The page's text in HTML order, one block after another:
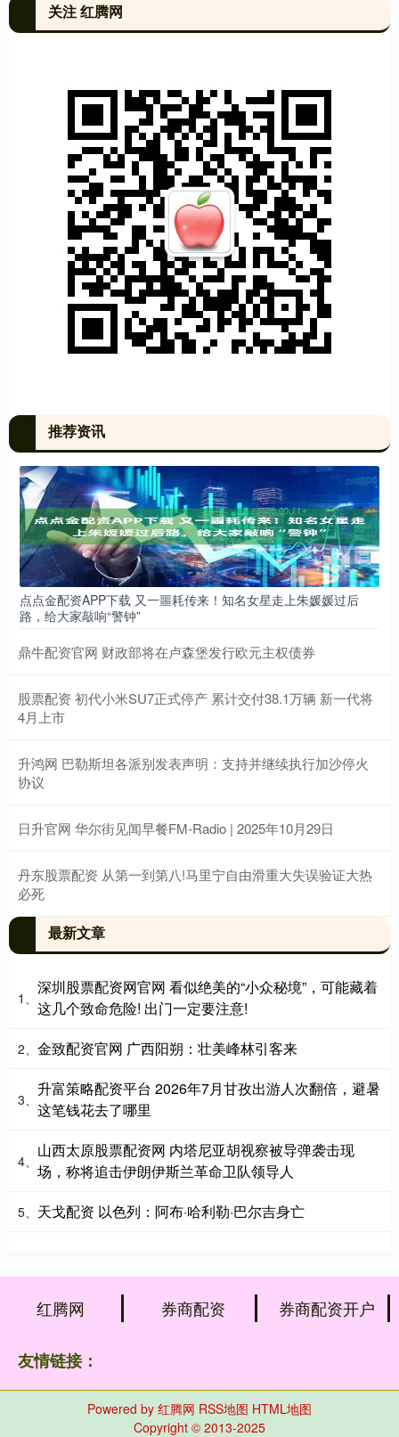
关注 红腾网
推荐资讯
点点金配资APP下载 又一噩耗传来！知名女星走上朱媛媛过后
路，给大家敲响“警钟”
鼎牛配资官网 财政部将在卢森堡发行欧元主权债券
股票配资 初代小米SU7正式停产 累计交付38.1万辆 新一代将
4月上市
升鸿网 巴勒斯坦各派别发表声明：支持并继续执行加沙停火
协议
日升官网 华尔街见闻早餐FM-Radio | 2025年10月29日
丹东股票配资 从第一到第八!马里宁自由滑重大失误验证大热
必死
最新文章
1、
深圳股票配资网官网 看似绝美的“小众秘境”，可能藏着
这几个致命危险! 出门一定要注意!
2、 金致配资官网 广西阳朔：壮美峰林引客来
3、
升富策略配资平台 2026年7月甘孜出游人次翻倍，避暑
这笔钱花去了哪里
4、
山西太原股票配资网 内塔尼亚胡视察被导弹袭击现
场，称将追击伊朗伊斯兰革命卫队领导人
5、 天戈配资 以色列：阿布·哈利勒·巴尔吉身亡
红腾网 券商配资 券商配资开户
友情链接：
Powered by 红腾网 RSS地图 HTML地图
Copyright © 2013-2025